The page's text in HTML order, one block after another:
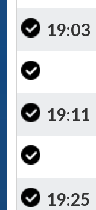
19:03
19:11
19:25